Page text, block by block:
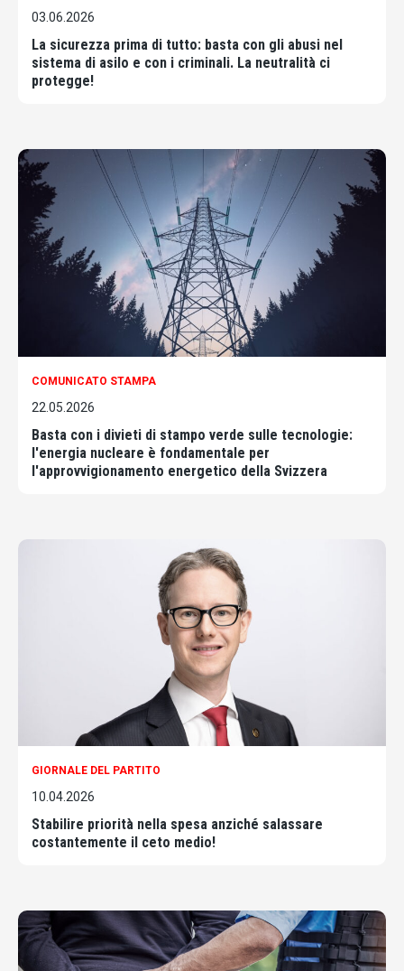
03.06.2026
La sicurezza prima di tutto: basta con gli abusi nel
sistema di asilo e con i criminali. La neutralità ci
protegge!
COMUNICATO STAMPA
22.05.2026
Basta con i divieti di stampo verde sulle tecnologie:
l'energia nucleare è fondamentale per
l'approvvigionamento energetico della Svizzera
GIORNALE DEL PARTITO
10.04.2026
Stabilire priorità nella spesa anziché salassare
costantemente il ceto medio!